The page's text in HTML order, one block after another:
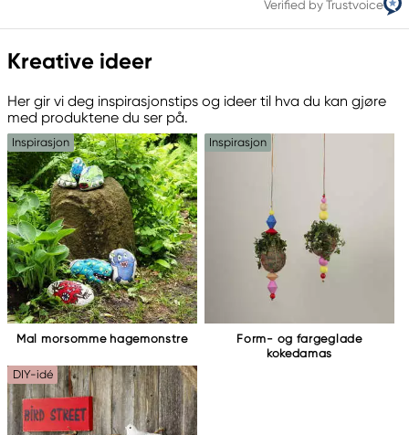
Verified by Trustvoice
Kreative ideer
Her gir vi deg inspirasjonstips og ideer til hva du kan gjøre
med produktene du ser på.
Inspirasjon
Mal morsomme hagemonstre
Inspirasjon
Form- og fargeglade
kokedamas
DIY-idé